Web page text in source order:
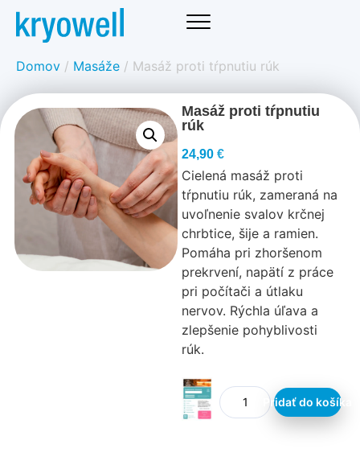
Domov / Masáže / Masáž proti tŕpnutiu rúk
Masáž proti tŕpnutiu
rúk
24,90€
Cielená masáž proti
tŕpnutiu rúk, zameraná na
uvoľnenie svalov krčnej
chrbtice, šije a ramien.
Pomáha pri zhoršenom
prekrvení, napätí z práce
pri počítači a útlaku
nervov. Rýchla úľava a
zlepšenie pohyblivosti
rúk.
Pridať do košíka